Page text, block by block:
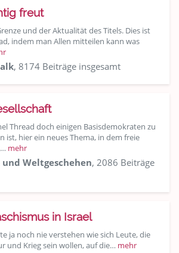
freut
und der Aktualität des Titels. Dies ist
indem man Allen mitteilen kann was
, 8174 Beiträge insgesamt
Thread doch einigen Basisdemokraten zu
ist, hier ein neues Thema, in dem freie
mehr
Weltgeschehen, 2086 Beiträge
in Israel
ja noch nie verstehen wie sich Leute, die
und Krieg sein wollen, auf die… mehr